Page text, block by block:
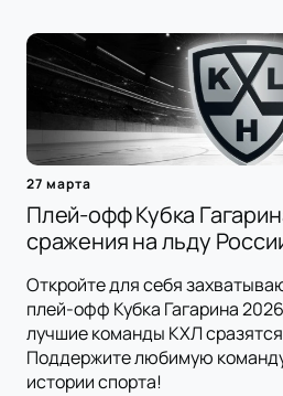
27 марта
Плей-офф Кубка
сражения на льду
Откройте для себя
плей-офф Кубка Гагарина
лучшие команды КХЛ
Поддержите любимую
истории спорта!